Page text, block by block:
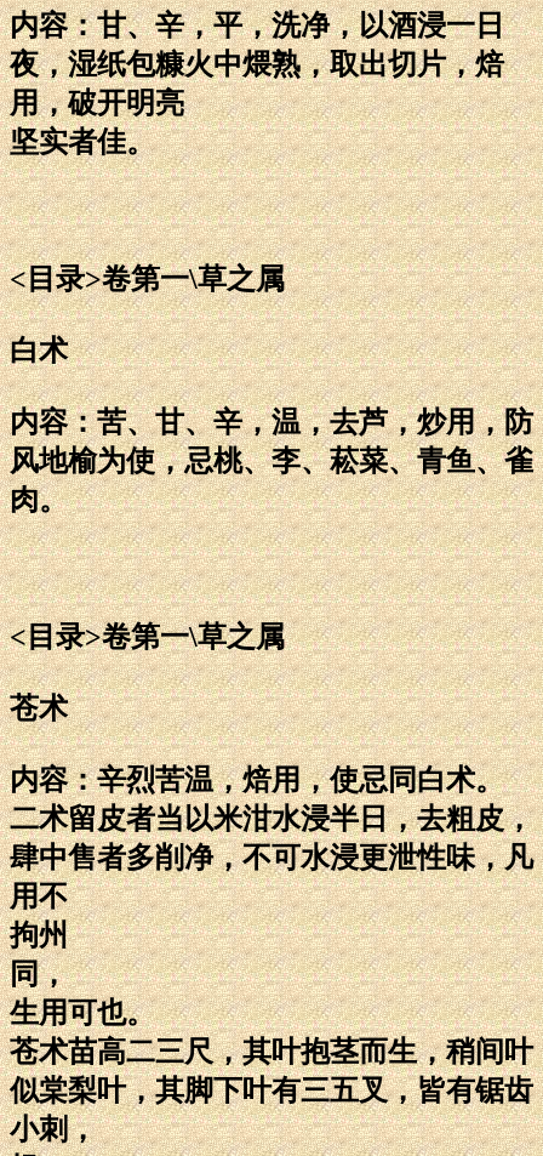
内容：甘、辛，平，洗净，以酒浸一日
夜，湿纸包糠火中煨熟，取出切片，焙
用，破开明亮
坚实者佳。
<目录>卷第一\草之属
白术
内容：苦、甘、辛，温，去芦，炒用，防
风地榆为使，忌桃、李、菘菜、青鱼、雀
肉。
<目录>卷第一\草之属
苍术
内容：辛烈苦温，焙用，使忌同白术。
二术留皮者当以米泔水浸半日，去粗皮，
肆中售者多削净，不可水浸更泄性味，凡
用不
拘州
同，
生用可也。
苍术苗高二三尺，其叶抱茎而生，稍间叶
似棠梨叶，其脚下叶有三五叉，皆有锯齿
小刺，